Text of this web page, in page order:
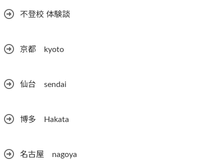
不登校 体験談
京都 kyoto
仙台 sendai
博多 Hakata
名古屋 nagoya